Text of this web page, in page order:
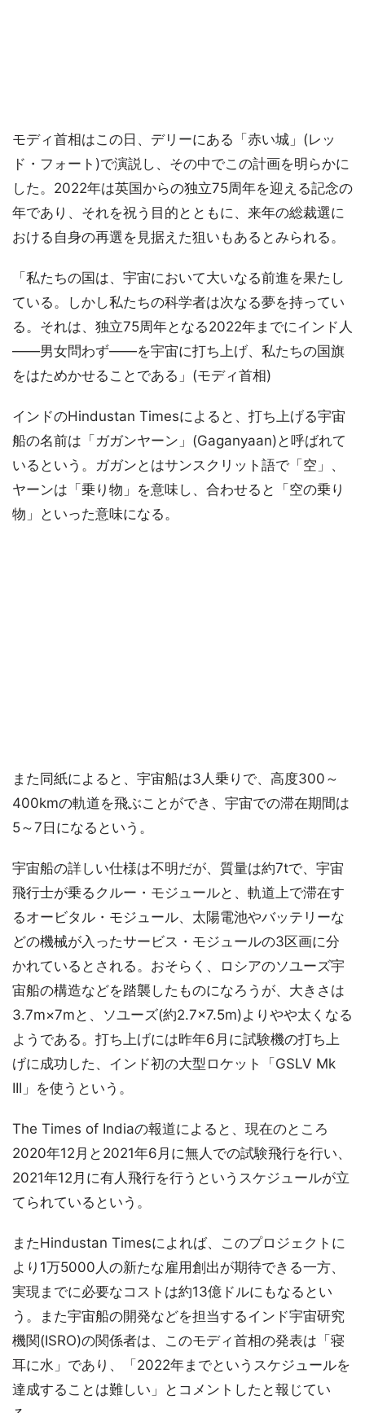
モディ首相はこの日、デリーにある「赤い城」(レッ
ド・フォート)で演説し、その中でこの計画を明らかに
した。2022年は英国からの独立75周年を迎える記念の
年であり、それを祝う目的とともに、来年の総裁選に
おける自身の再選を見据えた狙いもあるとみられる。
「私たちの国は、宇宙において大いなる前進を果たし
ている。しかし私たちの科学者は次なる夢を持ってい
る。それは、独立75周年となる2022年までにインド人
――男女問わず――を宇宙に打ち上げ、私たちの国旗
をはためかせることである」(モディ首相)
インドのHindustan Timesによると、打ち上げる宇宙
船の名前は「ガガンヤーン」(Gaganyaan)と呼ばれて
いるという。ガガンとはサンスクリット語で「空」、
ヤーンは「乗り物」を意味し、合わせると「空の乗り
物」といった意味になる。
また同紙によると、宇宙船は3人乗りで、高度300～
400kmの軌道を飛ぶことができ、宇宙での滞在期間は
5～7日になるという。
宇宙船の詳しい仕様は不明だが、質量は約7tで、宇宙
飛行士が乗るクルー・モジュールと、軌道上で滞在す
るオービタル・モジュール、太陽電池やバッテリーな
どの機械が入ったサービス・モジュールの3区画に分
かれているとされる。おそらく、ロシアのソユーズ宇
宙船の構造などを踏襲したものになろうが、大きさは
3.7m×7mと、ソユーズ(約2.7×7.5m)よりやや太くなる
ようである。打ち上げには昨年6月に試験機の打ち上
げに成功した、インド初の大型ロケット「GSLV Mk
III」を使うという。
The Times of Indiaの報道によると、現在のところ
2020年12月と2021年6月に無人での試験飛行を行い、
2021年12月に有人飛行を行うというスケジュールが立
てられているという。
またHindustan Timesによれば、このプロジェクトに
より1万5000人の新たな雇用創出が期待できる一方、
実現までに必要なコストは約13億ドルにもなるとい
う。また宇宙船の開発などを担当するインド宇宙研究
機関(ISRO)の関係者は、このモディ首相の発表は「寝
耳に水」であり、「2022年までというスケジュールを
達成することは難しい」とコメントしたと報じてい